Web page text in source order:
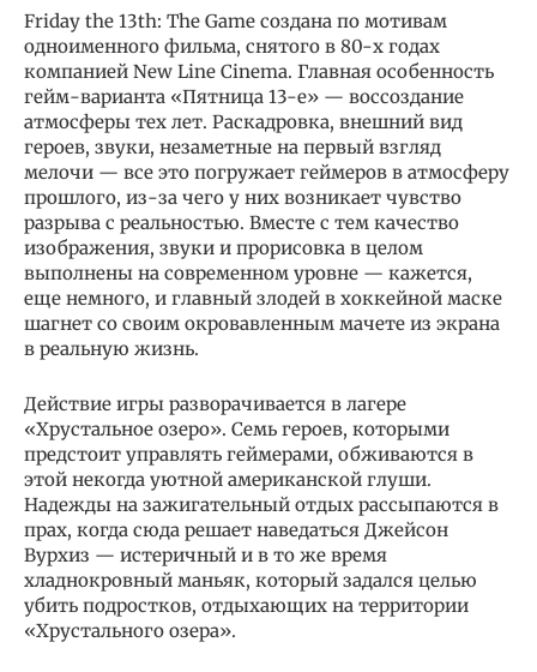
Friday the 13th: The Game создана по мотивам
одноименного фильма, снятого в 80-х годах
компанией New Line Cinema. Главная особенность
гейм-варианта «Пятница 13-е» — воссоздание
атмосферы тех лет. Раскадровка, внешний вид
героев, звуки, незаметные на первый взгляд
мелочи — все это погружает геймеров в атмосферу
прошлого, из-за чего у них возникает чувство
разрыва с реальностью. Вместе с тем качество
изображения, звуки и прорисовка в целом
выполнены на современном уровне — кажется,
еще немного, и главный злодей в хоккейной маске
шагнет со своим окровавленным мачете из экрана
в реальную жизнь.
Действие игры разворачивается в лагере
«Хрустальное озеро». Семь героев, которыми
предстоит управлять геймерами, обживаются в
этой некогда уютной американской глуши.
Надежды на зажигательный отдых рассыпаются в
прах, когда сюда решает наведаться Джейсон
Вурхиз — истеричный и в то же время
хладнокровный маньяк, который задался целью
убить подростков, отдыхающих на территории
«Хрустального озера».